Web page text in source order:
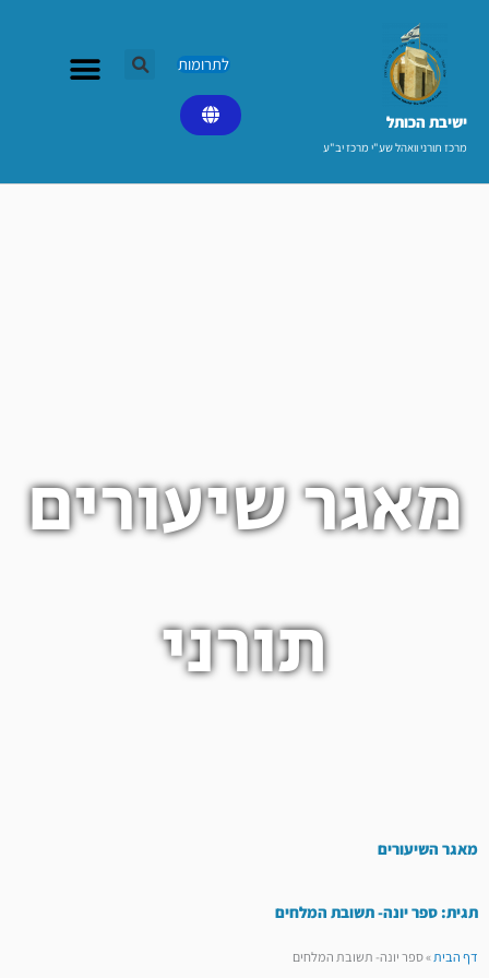
ישיבת הכותל​
מרכז תורני וואהל שע"י מרכז יב"ע
לתרומות
מאגר שיעורים
תורני
מאגר השיעורים
תגית: ספר יונה- תשובת המלחים
דף הבית»ספר יונה- תשובת המלחים